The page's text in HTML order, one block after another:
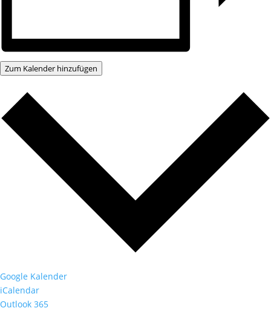
Zum Kalender hinzufügen
Google Kalender
iCalendar
Outlook 365